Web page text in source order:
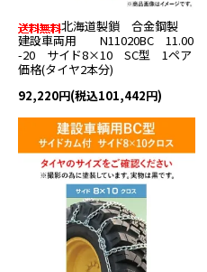
北海道製鎖 合金鋼製
建設車両用 N11020BC 11.00
-20 サイド8×10 SC型 1ペア
価格(タイヤ2本分)
92,220円(税込101,442円)